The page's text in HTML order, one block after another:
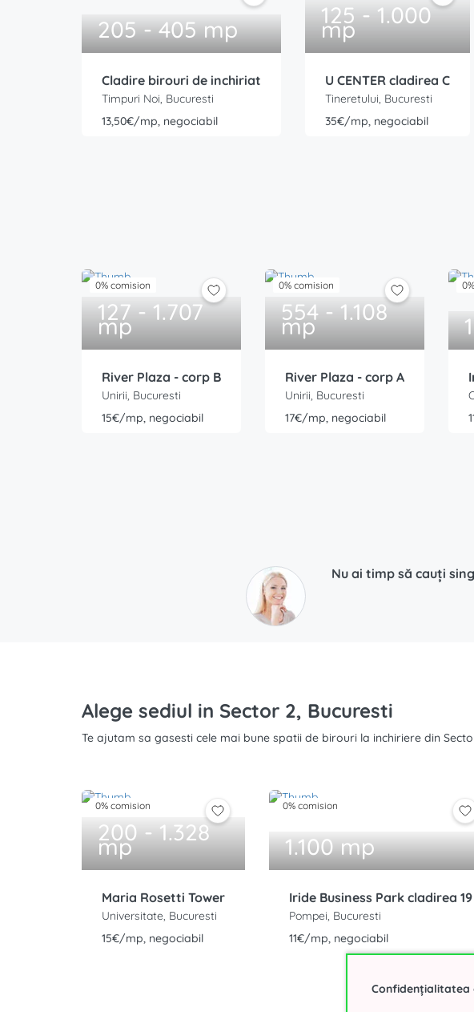
205 - 405 mp
Cladire birouri de inchiriat
Timpuri Noi, Bucuresti
13,50€/mp, negociabil
125 - 1.000
mp
U CENTER cladirea C
Tineretului, Bucuresti
35€/mp, negociabil
0% comision
127 - 1.707
mp
River Plaza - corp B
Unirii, Bucuresti
15€/mp, negociabil
0% comision
554 - 1.108
mp
River Plaza - corp A
Unirii, Bucuresti
17€/mp, negociabil
Nu ai timp să cauți
Alege sediul in Sector 2, Bucuresti
Te ajutam sa gasesti cele mai bune spatii de birouri la inchiriere din
0% comision
200 - 1.328
mp
Maria Rosetti Tower
Universitate, Bucuresti
15€/mp, negociabil
0% comision
1.100 mp
Iride Business Park cladirea 19
Pompei, Bucuresti
11€/mp, negociabil